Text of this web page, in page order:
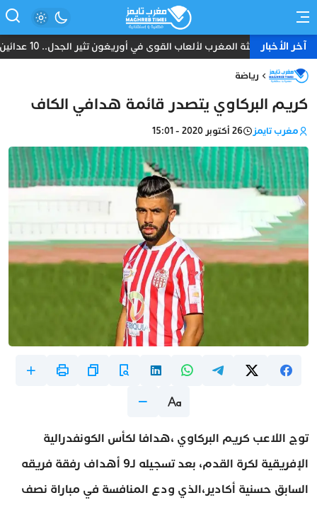
آخر الأخباربعثة المغرب لألعاب القوى في أوريغون تثير الجدل.. 10 عدائين ومدرب واحد دون طبيب أو إداري
رياضة
كريم البركاوي يتصدر قائمة هدافي الكاف
مغرب تايمز 26 أكتوبر 2020 - 15:01
توج اللاعب كريم البركاوي ،هدافا لكأس الكونفدرالية
الإفريقية لكرة القدم، بعد تسجيله لـ9 أهداف رفقة فريقه
السابق حسنية أكادير،الذي ودع المنافسة في مباراة نصف